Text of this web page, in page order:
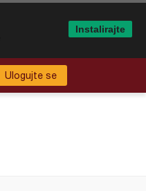
Ulogujte se
Instalirajte